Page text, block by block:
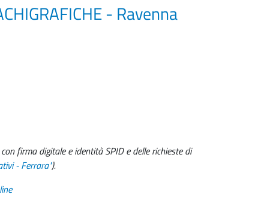
- Ravenna
firma digitale e identità SPID e delle richieste di
- Ferrara").